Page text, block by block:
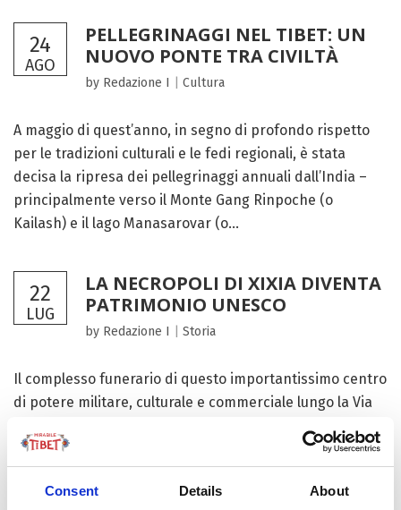
Consent Details About
24
AGO
PELLEGRINAGGI NEL TIBET: UN
NUOVO PONTE TRA CIVILTÀ
by Redazione I Cultura
A maggio di quest’anno, in segno di profondo rispetto
per le tradizioni culturali e le fedi regionali, è stata
decisa la ripresa dei pellegrinaggi annuali dall’India –
principalmente verso il Monte Gang Rinpoche (o
Kailash) e il lago Manasarovar (o...
22
LUG
LA NECROPOLI DI XIXIA DIVENTA
PATRIMONIO UNESCO
by Redazione I Storia
Il complesso funerario di questo importantissimo centro
di potere militare, culturale e commerciale lungo la Via
sito archeologico della dinastia omonima, fondata dal
popolo Tangut nel 1038 su...